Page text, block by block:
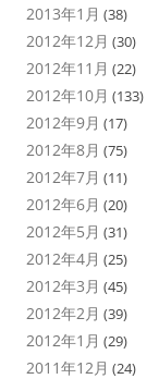
2013年1月 (38)
2012年12月 (30)
2012年11月 (22)
2012年10月 (133)
2012年9月 (17)
2012年8月 (75)
2012年7月 (11)
2012年6月 (20)
2012年5月 (31)
2012年4月 (25)
2012年3月 (45)
2012年2月 (39)
2012年1月 (29)
2011年12月 (24)